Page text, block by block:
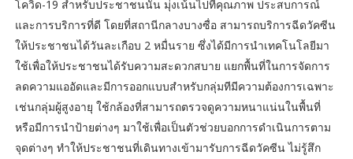
โควิด-19 สำหรับประชาชนนั้น มุ่งเน้นไปที่คุณภาพ ประสบการณ์
และการบริการที่ดี โดยที่สถานีกลางบางซื่อ สามารถบริการฉีดวัคซีน
ให้ประชาชนได้วันละเกือบ 2 หมื่นราย ซึ่งได้มีการนำเทคโนโลยีมา
ใช้เพื่อให้ประชาชนได้รับความสะดวกสบาย แยกพื้นที่ในการจัดการ
ลดความแออัดและมีการออกแบบสำหรับกลุ่มทีมีความต้องการเฉพาะ
เช่นกลุ่มผู้สูงอายุ ใช้กล้องที่สามารถตรวจดูความหนาแน่นในพื้นที่
หรือมีการนำป้ายต่างๆ มาใช้เพื่อเป็นตัวช่วยบอกการดำเนินการตาม
จุดต่างๆ ทำให้ประชาชนที่เดินทางเข้ามารับการฉีดวัคซีน ไม่รู้สึก